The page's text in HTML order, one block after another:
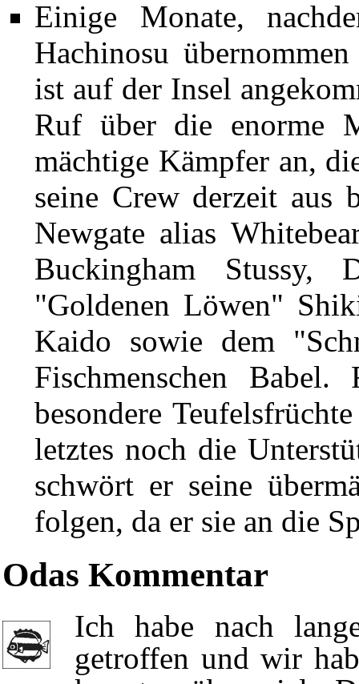
Einige Monate,
Hachinosu
ist auf der Insel
Ruf über die enorme
mächtige Kämpfer an,
seine Crew derzeit aus
Newgate alias
Buckingham Stussy,
"Goldenen Löwen"
Kaido sowie dem
Fischmenschen
besondereTeufelsfrüchte
letztes noch die
schwört er seine
folgen, da er sie an die
Odas Kommentar
Ich habe nach
getroffen und wir